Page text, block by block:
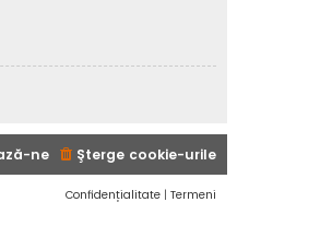
Şterge cookie-urile
ne
Confidențialitate | Termeni